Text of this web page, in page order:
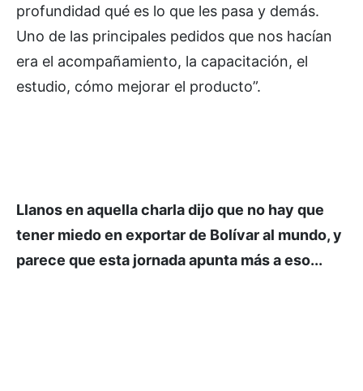
profundidad qué es lo que les pasa y demás.
Uno de las principales pedidos que nos hacían
era el acompañamiento, la capacitación, el
estudio, cómo mejorar el producto”.
Llanos en aquella charla dijo que no hay que
tener miedo en exportar de Bolívar al mundo, y
parece que esta jornada apunta más a eso...